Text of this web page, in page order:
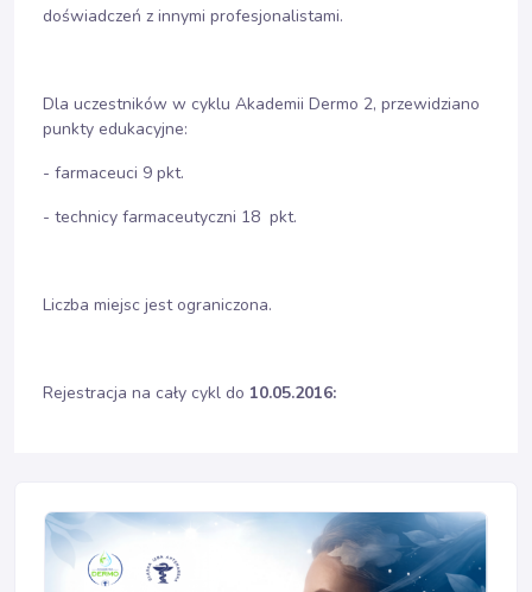
doświadczeń z innymi profesjonalistami.
Dla uczestników w cyklu Akademii Dermo 2, przewidziano
punkty edukacyjne:
- farmaceuci 9 pkt.
- technicy farmaceutyczni 18 pkt.
Liczba miejsc jest ograniczona.
Rejestracja na cały cykl do 10.05.2016: